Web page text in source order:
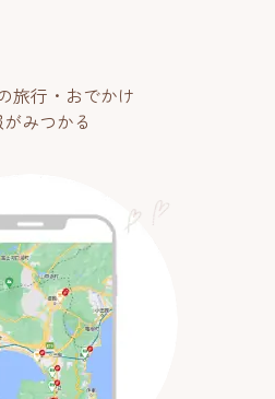
旅行・おでかけ
みつかる